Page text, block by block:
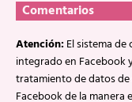
Comentarios
Atención:El sistema
integrado en Facebook
tratamiento de datos de
Facebook de la manera